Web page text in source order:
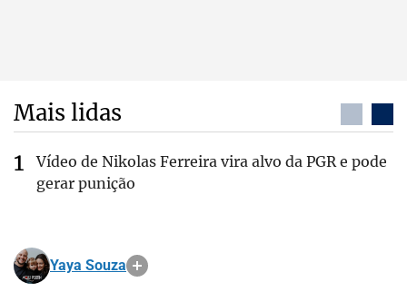
Mais lidas
Vídeo de Nikolas Ferreira vira alvo da PGR e pode
gerar punição
Yaya Souza